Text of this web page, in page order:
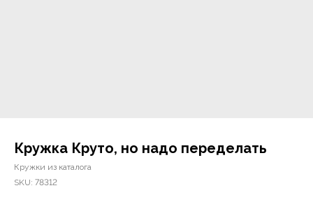
Кружка Круто, но надо переделать
Кружки из каталога
SKU: 78312